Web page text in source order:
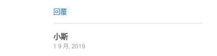
回覆
小斯
1 9 月, 2019